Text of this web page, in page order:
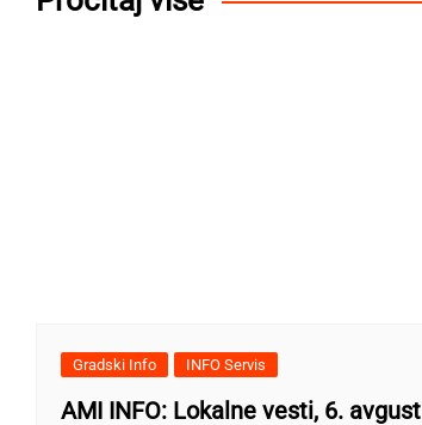
Gradski Info INFO Servis
AMI INFO: Lokalne vesti, 6. avgust